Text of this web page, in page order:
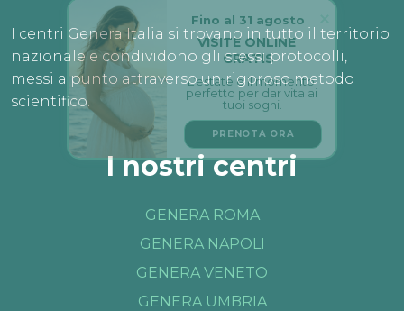
I centri Genera Italia si trovano in tutto il territorio
nazionale e condividono gli stessi protocolli,
messi a punto attraverso un rigoroso metodo
scientifico.
I nostri centri
GENERA ROMA
GENERA NAPOLI
GENERA VENETO
GENERA UMBRIA
VISITE ONLINE
GRATIS
L’estate è il momento
perfetto per dar vita ai
tuoi sogni.
Fino al 31 agosto